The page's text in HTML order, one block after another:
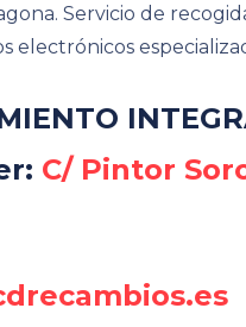
Servicio de
electrónicos
C/ Pintor